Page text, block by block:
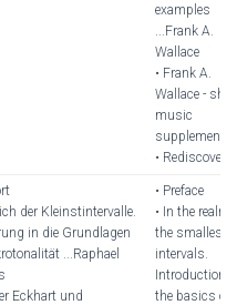
examples
...Frank A.
Wallace
• Frank A.
Wallace -
music
supplement
• Rediscovery
der Kleinstintervalle.
in die Grundlagen
...Raphael
Eckhart und
• Preface
• In the realm
the smallest
intervals.
Introduction
the basics of